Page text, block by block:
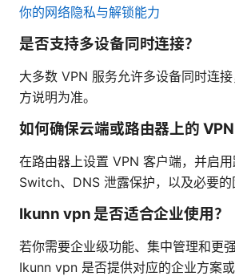
你的网络隐私与解锁能力
是否支持多设备同时连接？
大多数 VPN 服务允许多设备同时连
方说明为准。
如何确保云端或路由器上的 VPN
在路由器上设置 VPN 客户端，并启
Switch、DNS 泄露保护，以及必要的
Ikunn vpn 是否适合企业使用？
若你需要企业级功能、集中管理和更
Ikunn vpn 是否提供对应的企业方案